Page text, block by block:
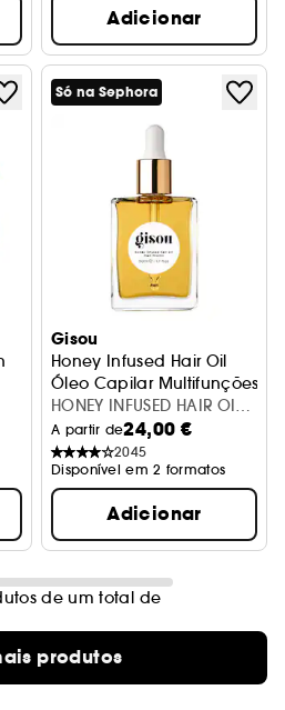
Adicionar
Só na Sephora
Gisou
Honey Infused Hair Oil
Óleo Capilar Multifunções
HONEY INFUSED HAIR OIL
TRAVEL SIZE 50ML
A partir de24,00 €
2045
Disponível em 2 formatos
Adicionar
de um total de
produtos